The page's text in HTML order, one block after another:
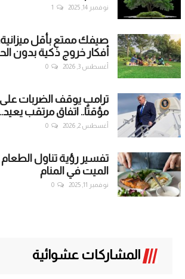
نوفمبر 14, 2025 1
أفكار خروج ذكية بدون
أغسطس 3, 2026 0
ترامب يوقف الضربات على
مؤقتًا.. اتفاق مرتقب
أغسطس 2, 2026 0
تفسير رؤية تناول
الميت في المنام
نوفمبر 11, 2025 0
المشاركات عشوائية